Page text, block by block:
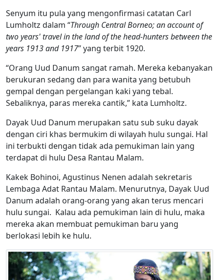
Senyum itu pula yang mengonfirmasi catatan Carl
Lumholtz dalam “Through Central Borneo; an account of
two years' travel in the land of the head-hunters between the
years 1913 and 1917” yang terbit 1920.
“Orang Uud Danum sangat ramah. Mereka kebanyakan
berukuran sedang dan para wanita yang betubuh
gempal dengan pergelangan kaki yang tebal.
Sebaliknya, paras mereka cantik,” kata Lumholtz.
Dayak Uud Danum merupakan satu sub suku dayak
dengan ciri khas bermukim di wilayah hulu sungai. Hal
ini terbukti dengan tidak ada pemukiman lain yang
terdapat di hulu Desa Rantau Malam.
Kakek Bohinoi, Agustinus Nenen adalah sekretaris
Lembaga Adat Rantau Malam. Menurutnya, Dayak Uud
Danum adalah orang-orang yang akan terus mencari
hulu sungai. Kalau ada pemukiman lain di hulu, maka
mereka akan membuat pemukiman baru yang
berlokasi lebih ke hulu.